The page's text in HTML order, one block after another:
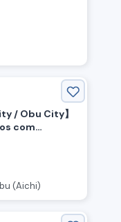
/ Obu City】
com
de
loja.
(Aichi)